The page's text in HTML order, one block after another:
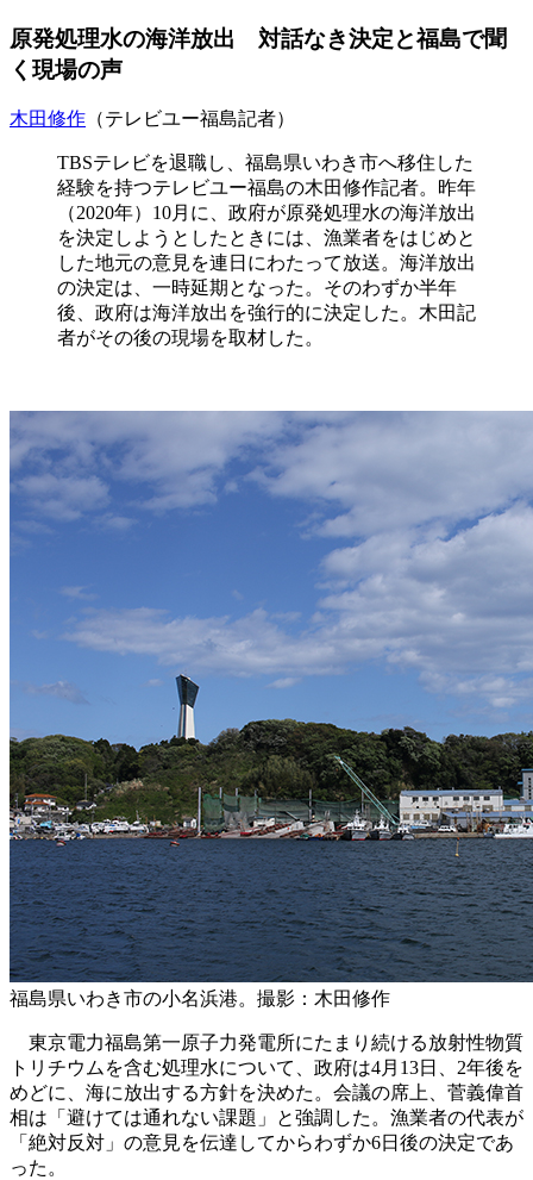
原発処理水の海洋放出 対話なき決定と福島で聞
く現場の声
木田修作 （テレビユー福島記者）
TBSテレビを退職し、福島県いわき市へ移住した
経験を持つテレビユー福島の木田修作記者。昨年
（2020年）10月に、政府が原発処理水の海洋放出
を決定しようとしたときには、漁業者をはじめと
した地元の意見を連日にわたって放送。海洋放出
の決定は、一時延期となった。そのわずか半年
後、政府は海洋放出を強行的に決定した。木田記
者がその後の現場を取材した。
福島県いわき市の小名浜港。撮影：木田修作
東京電力福島第一原子力発電所にたまり続ける放射性物質
トリチウムを含む処理水について、政府は4月13日、2年後を
めどに、海に放出する方針を決めた。会議の席上、菅義偉首
相は「避けては通れない課題」と強調した。漁業者の代表が
「絶対反対」の意見を伝達してからわずか6日後の決定であ
った。